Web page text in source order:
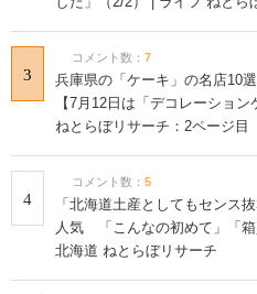
1
コメント数：21
一番好きな「韓国の男性俳優
中】 | 芸能人 ねとらぼリサーチ
2
コメント数：
「もっと早く買えば良かった
ン”が大人気 「プライバシー
した」（2/2） | ライフ ねと
3
コメント数： 7
兵庫県の「ケーキ」の名店10